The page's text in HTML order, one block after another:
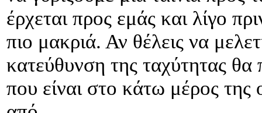
έρχεται προς εμάς και λίγο
πιο μακριά. Αν θέλεις να
κατεύθυνση της ταχύτητας θα
που είναι στο κάτω μέρος της